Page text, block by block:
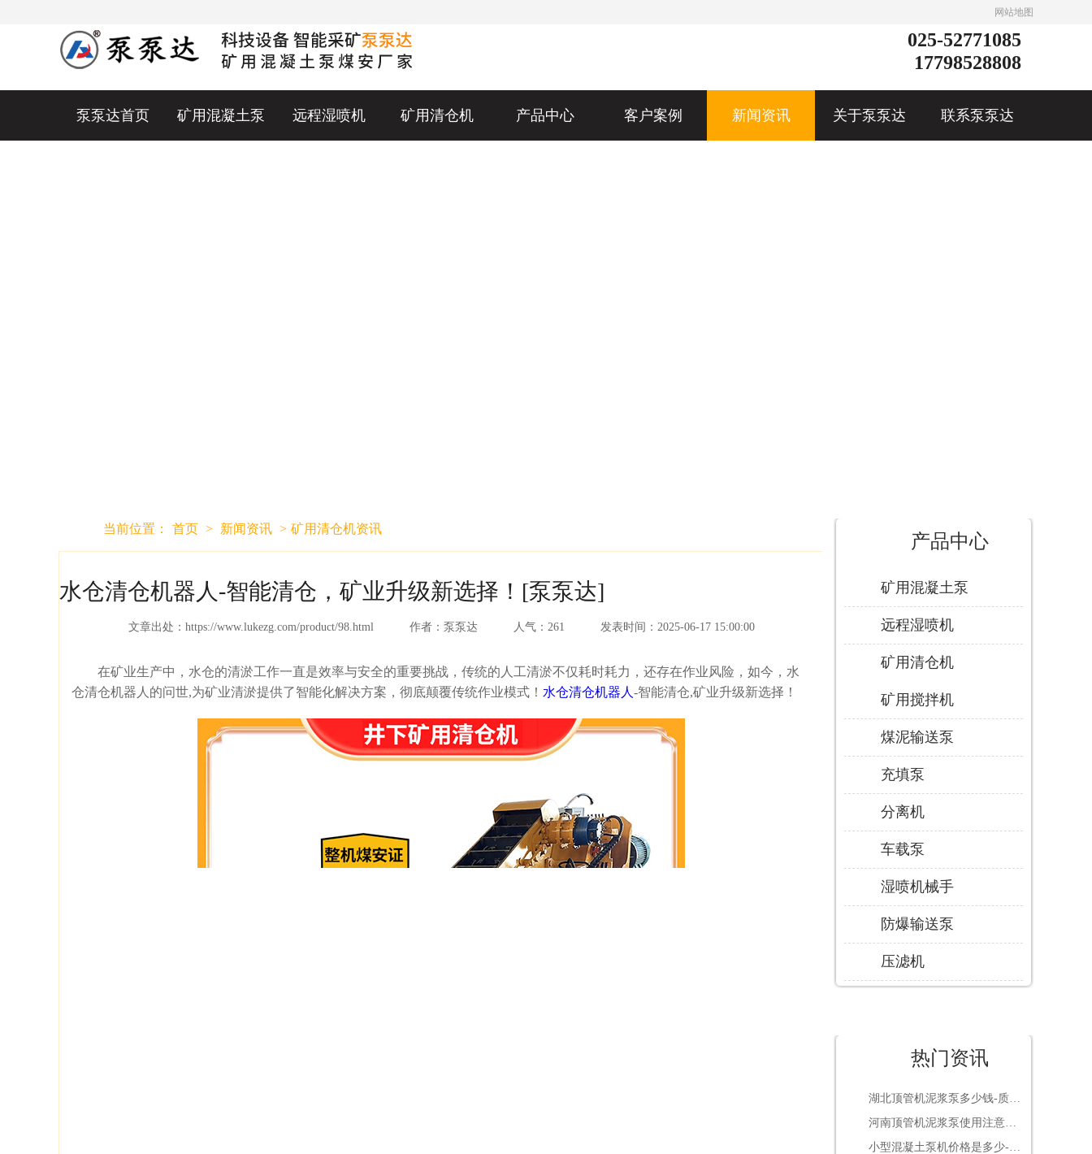
网站地图
025-52771085
17798528808
泵泵达首页 矿用混凝土泵 远程湿喷机 矿用清仓机 产品中心 客户案例 新闻资讯 关于泵泵达 联系泵泵达
当前位置： 首页 > 新闻资讯 > 矿用清仓机资讯
水仓清仓机器人-智能清仓，矿业升级新选择！[泵泵达]
文章出处： https://www.lukezg.com/product/98.html 作者： 泵泵达 人气： 261 发表时间： 2025-06-17 15:00:00
在矿业生产中，水仓的清淤工作一直是效率与安全的重要挑战，传统的人工清淤不仅耗时耗力，还存在作业风险，如今，水
仓清仓机器人的问世,为矿业清淤提供了智能化解决方案，彻底颠覆传统作业模式！ 水仓清仓机器人 -智能清仓,矿业升级新选择！
产品中心
矿用混凝土泵
远程湿喷机
矿用清仓机
矿用搅拌机
煤泥输送泵
充填泵
分离机
车载泵
湿喷机械手
防爆输送泵
压滤机
热门资讯
湖北顶管机泥浆泵多少钱-质量
决定价格[鲁科重工]
河南顶管机泥浆泵使用注意事
项-点击了解更多[鲁科重工]
小型混凝土泵机价格是多少-便